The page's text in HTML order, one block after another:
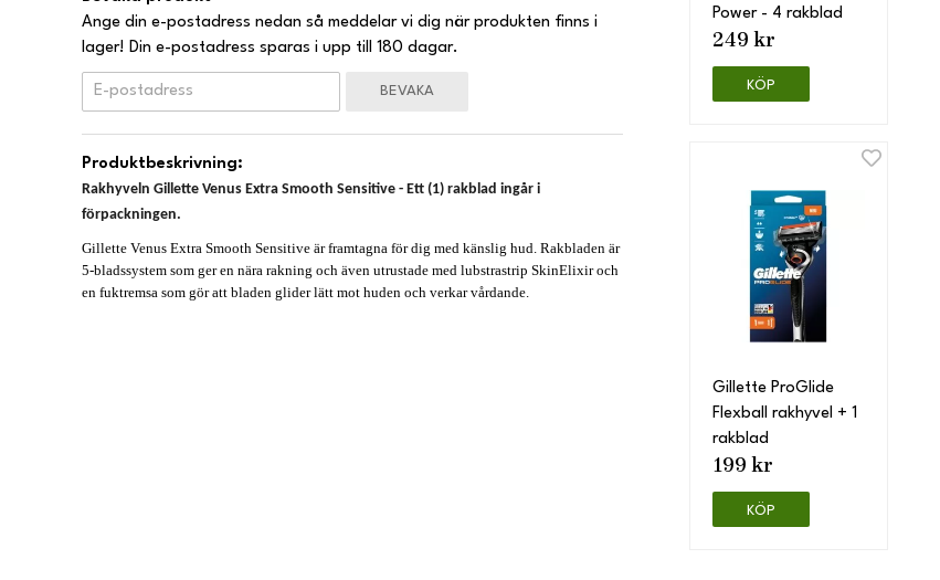
Ange din e-postadress nedan så meddelar vi dig när produkten finns i
lager! Din e-postadress sparas i upp till 180 dagar.
BEVAKA
Produktbeskrivning:
Rakhyveln Gillette Venus Extra Smooth Sensitive - Ett (1) rakblad ingår i
förpackningen.
Gillette Venus Extra Smooth Sensitive är framtagna för dig med känslig hud. Rakbladen är
5-bladssystem som ger en nära rakning och även utrustade med lubstrastrip SkinElixir och
en fuktremsa som gör att bladen glider lätt mot huden och verkar vårdande.
Power - 4 rakblad
249 kr
KÖP
Gillette ProGlide
Flexball rakhyvel + 1
rakblad
199 kr
KÖP